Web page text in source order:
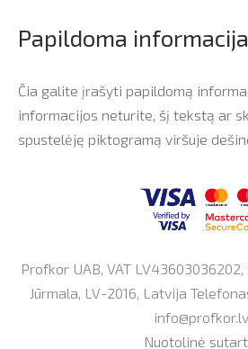
Papildoma informacija
Čia galite įrašyti papildomą
informacijos neturite, šį tekstą ar
spustelėję piktogramą viršuje
Profkor UAB, VAT
Jūrmala, LV-2016, Latvija
info@profkor.lv
Nuotolinė